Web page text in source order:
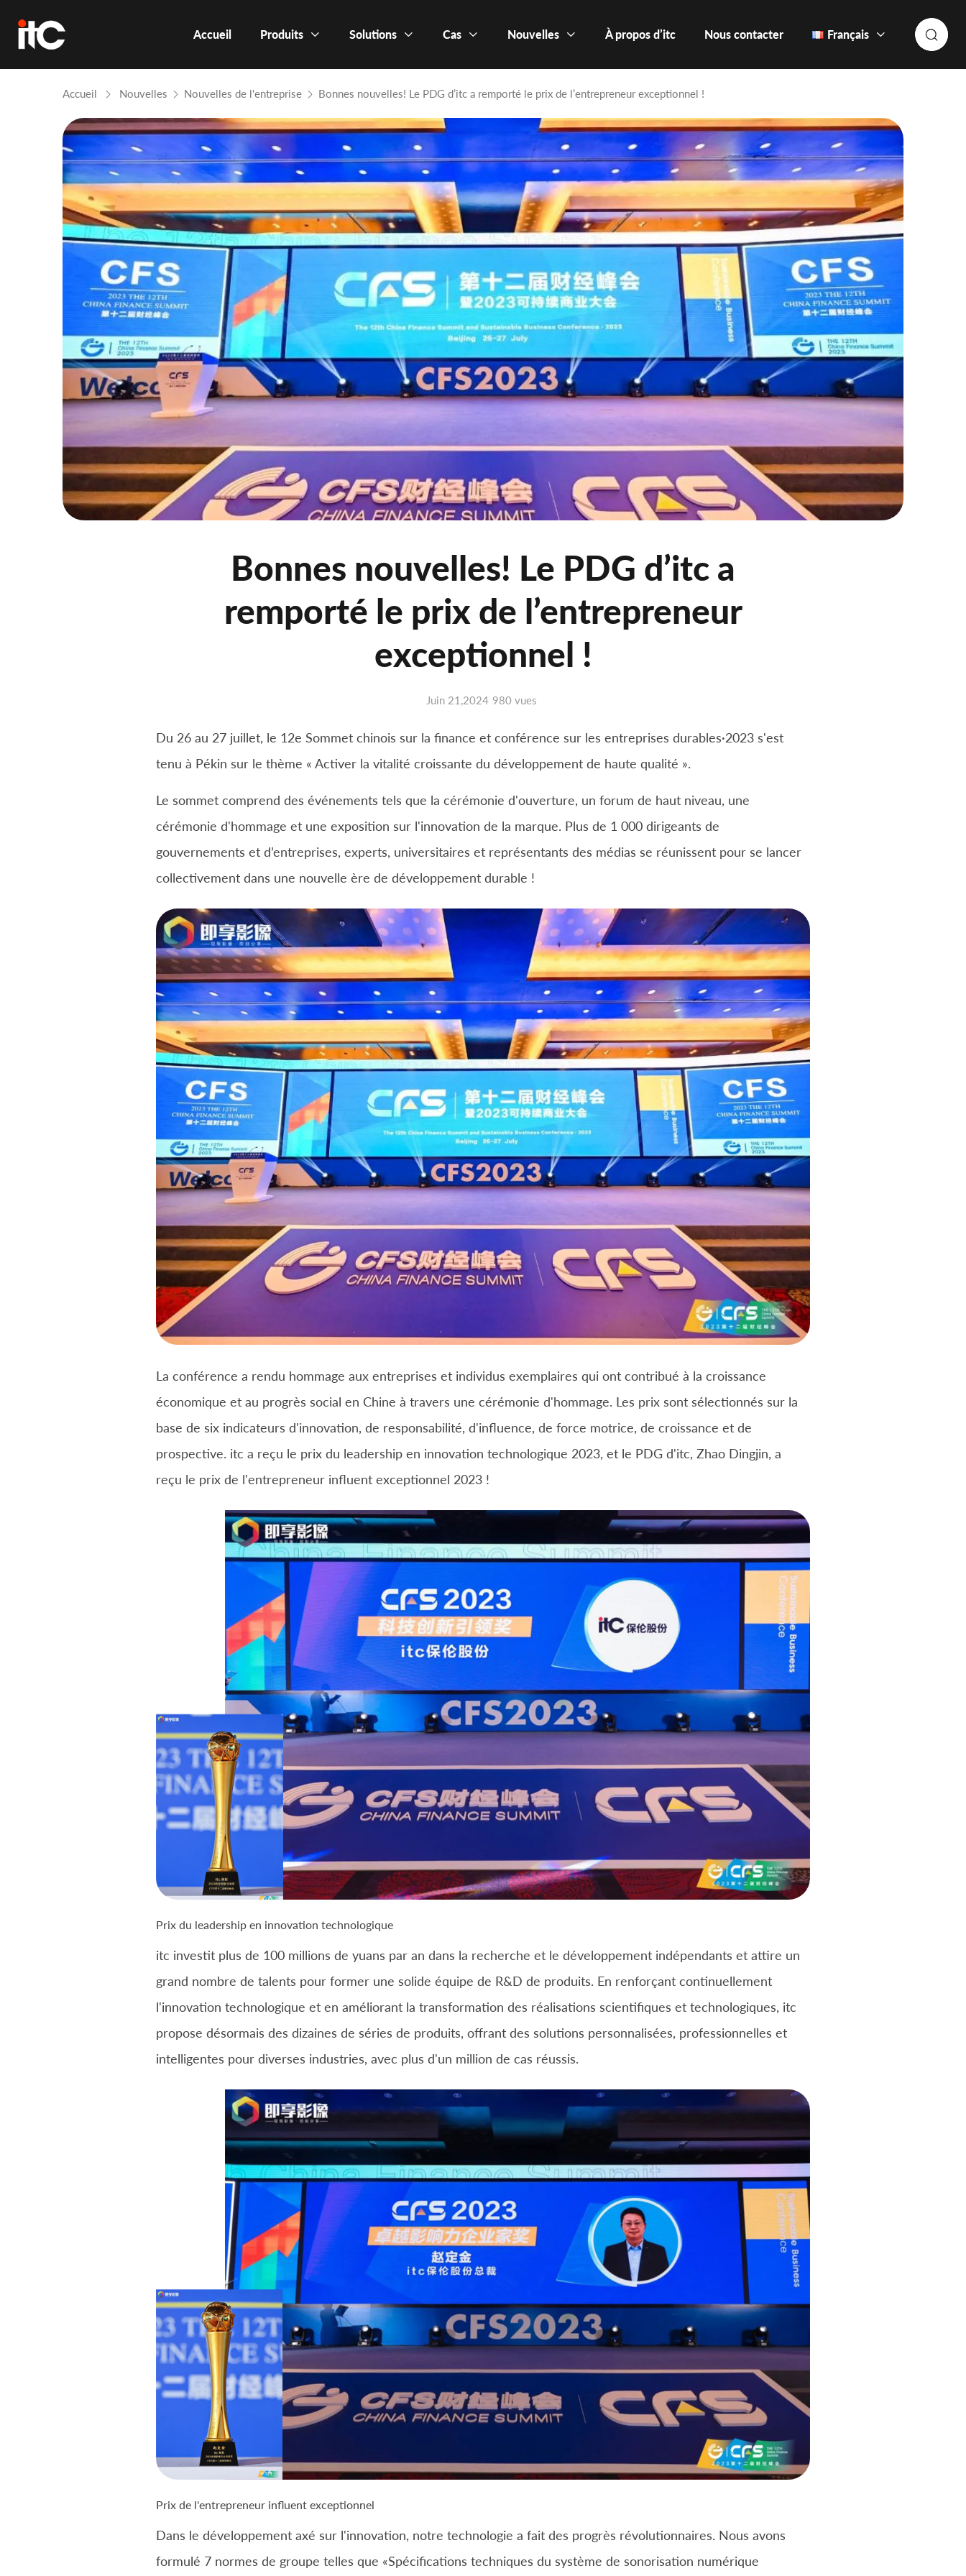
Accueil Produits Solutions Cas Nouvelles À propos d’itc Nous contacter Français
Accueil Nouvelles Nouvelles de l'entreprise Bonnes nouvelles! Le PDG d’itc a remporté le prix de l’entrepreneur exceptionnel !
Bonnes nouvelles! Le PDG d’itc a
remporté le prix de l’entrepreneur
exceptionnel !
Juin 21,2024 980 vues
Du 26 au 27 juillet, le 12e Sommet chinois sur la finance et conférence sur les entreprises durables·2023 s'est
tenu à Pékin sur le thème « Activer la vitalité croissante du développement de haute qualité ».
Le sommet comprend des événements tels que la cérémonie d'ouverture, un forum de haut niveau, une
cérémonie d'hommage et une exposition sur l'innovation de la marque. Plus de 1 000 dirigeants de
gouvernements et d’entreprises, experts, universitaires et représentants des médias se réunissent pour se lancer
collectivement dans une nouvelle ère de développement durable !
La conférence a rendu hommage aux entreprises et individus exemplaires qui ont contribué à la croissance
économique et au progrès social en Chine à travers une cérémonie d'hommage. Les prix sont sélectionnés sur la
base de six indicateurs d'innovation, de responsabilité, d'influence, de force motrice, de croissance et de
prospective. itc a reçu le prix du leadership en innovation technologique 2023, et le PDG d'itc, Zhao Dingjin, a
reçu le prix de l'entrepreneur influent exceptionnel 2023 !
Prix ​​du leadership en innovation technologique
itc investit plus de 100 millions de yuans par an dans la recherche et le développement indépendants et attire un
grand nombre de talents pour former une solide équipe de R&D de produits. En renforçant continuellement
l'innovation technologique et en améliorant la transformation des réalisations scientifiques et technologiques, itc
propose désormais des dizaines de séries de produits, offrant des solutions personnalisées, professionnelles et
intelligentes pour diverses industries, avec plus d'un million de cas réussis.
Prix ​​de l'entrepreneur influent exceptionnel
Dans le développement axé sur l'innovation, notre technologie a fait des progrès révolutionnaires. Nous avons
formulé 7 normes de groupe telles que «Spécifications techniques du système de sonorisation numérique